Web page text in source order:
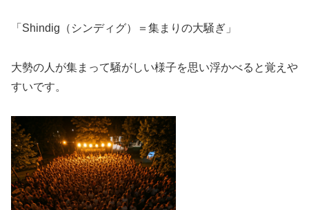
「Shindig（シンディグ）＝集まりの大騒ぎ」
大勢の人が集まって騒がしい様子を思い浮かべると覚えや
すいです。